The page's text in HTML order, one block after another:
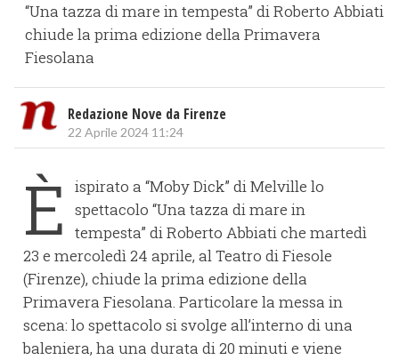
“Una tazza di mare in tempesta” di Roberto Abbiati
chiude la prima edizione della Primavera
Fiesolana
Redazione Nove da Firenze
22 Aprile 2024 11:24
È
ispirato a “Moby Dick” di Melville lo
spettacolo “Una tazza di mare in
tempesta” di Roberto Abbiati che martedì
23 e mercoledì 24 aprile, al Teatro di Fiesole
(Firenze), chiude la prima edizione della
Primavera Fiesolana. Particolare la messa in
scena: lo spettacolo si svolge all’interno di una
baleniera, ha una durata di 20 minuti e viene